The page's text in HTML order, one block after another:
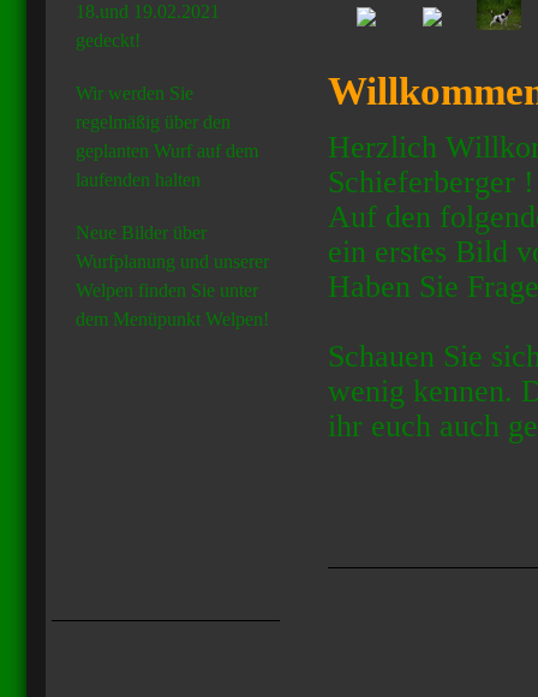
18.und 19.02.2021
gedeckt!
Wir werden Sie
regelmäßig über den
geplanten Wurf auf dem
laufenden halten
Neue Bilder über
Wurfplanung und unserer
Welpen finden Sie unter
dem Menüpunkt Welpen!
Herzlich
Schieferberger
Auf den
ein erstes Bild
Haben Sie
Schauen Sie
wenig kennen.
ihr euch auch